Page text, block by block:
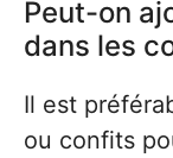
Peut-on
dans les
Il est
ou confits